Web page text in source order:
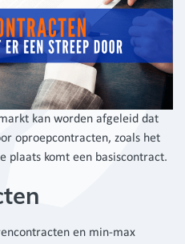
kan worden afgeleid dat
oproepcontracten, zoals het
plaats komt een basiscontract.
en min-max